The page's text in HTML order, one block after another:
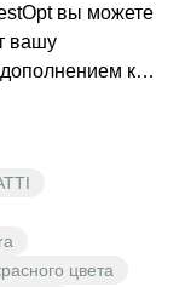
вы можете
вашу
к
приятным.
цвета